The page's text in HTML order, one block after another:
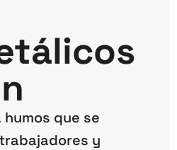
humos que se
y